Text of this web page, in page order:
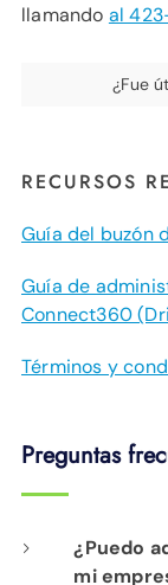
llamando al
¿Fue
RECURSOS
Guía del buzón
Guía de
Connect360
Términos y
Preguntas
¿Puedo
mi